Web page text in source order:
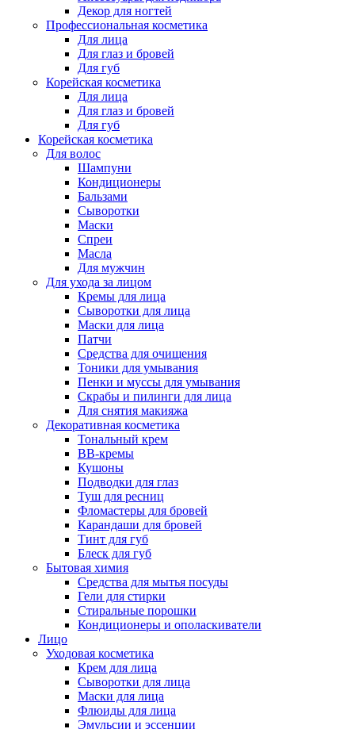
Декор для ногтей
Профессиональная косметика
Для лица
Для глаз и бровей
Для губ
Корейская косметика
Для лица
Для глаз и бровей
Для губ
Корейская косметика
Для волос
Шампуни
Кондиционеры
Бальзами
Сыворотки
Маски
Спреи
Масла
Для мужчин
Для ухода за лицом
Кремы для лица
Сыворотки для лица
Маски для лица
Патчи
Средства для очищения
Тоники для умывания
Пенки и муссы для умывания
Скрабы и пилинги для лица
Для снятия макияжа
Декоративная косметика
Тональный крем
BB-кремы
Кушоны
Подводки для глаз
Туш для ресниц
Фломастеры для бровей
Карандаши для бровей
Тинт для губ
Блеск для губ
Бытовая химия
Средства для мытья посуды
Гели для стирки
Стиральные порошки
Кондиционеры и ополаскиватели
Лицо
Уходовая косметика
Крем для лица
Сыворотки для лица
Маски для лица
Флюиды для лица
Эмульсии и эссенции